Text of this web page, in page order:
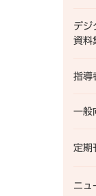
歴史
日本
公共
地理
日本
公共
地理
公民
デジ
資料
指導
指導
一般
地図
定期
ニュ